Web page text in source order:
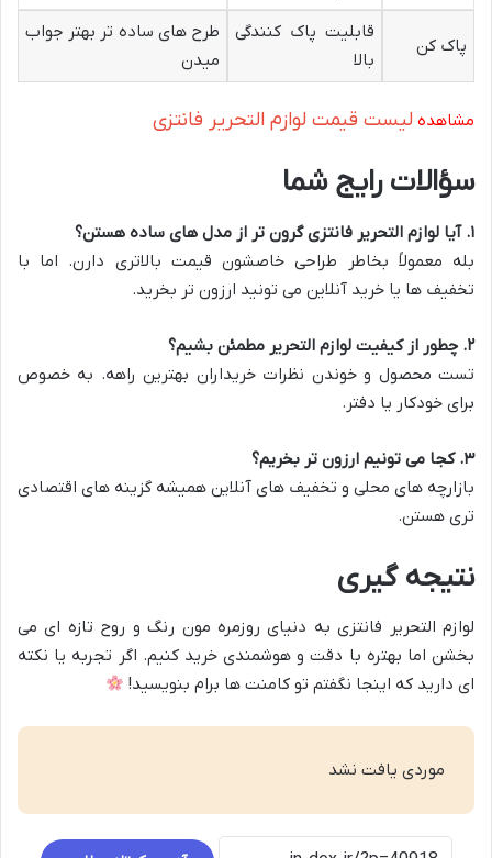
پاک کن
قابلیت پاک کنندگی
بالا
طرح های ساده تر بهتر جواب
میدن
مشاهده لیست قیمت لوازم التحریر فانتزی
سؤالات رایج شما
۱.آیا لوازم التحریر فانتزی گرون تر از مدل های ساده هستن؟
بله معمولاً بخاطر طراحی خاصشون قیمت بالاتری دارن. اما با
تخفیف ها یا خرید آنلاین می تونید ارزون تر بخرید.
۲. چطور از کیفیت لوازم التحریر مطمئن بشیم؟
تست محصول و خوندن نظرات خریداران بهترین راهه. به خصوص
برای خودکار یا دفتر.
۳.کجا می تونیم ارزون تر بخریم؟
بازارچه های محلی و تخفیف های آنلاین همیشه گزینه های اقتصادی
تری هستن.
نتیجه گیری
لوازم التحریر فانتزی به دنیای روزمره مون رنگ و روح تازه ای می
بخشن اما بهتره با دقت و هوشمندی خرید کنیم. اگر تجربه یا نکته
ای دارید که اینجا نگفتم تو کامنت ها برام بنویسید!
موردی یافت نشد